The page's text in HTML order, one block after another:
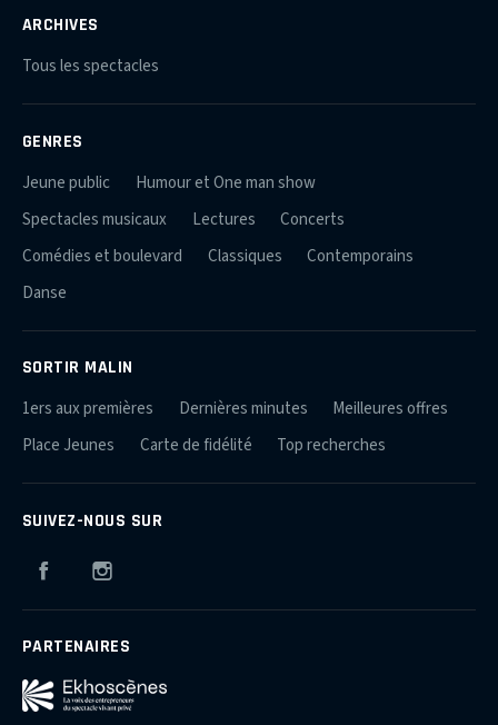
ARCHIVES
Tous les spectacles
GENRES
Jeune public
Humour et One man show
Spectacles musicaux
Lectures
Concerts
Comédies et boulevard
Classiques
Contemporains
Danse
SORTIR MALIN
1ers aux premières Dernières minutes
Meilleures offres
Place Jeunes
Carte de fidélité Top recherches
SUIVEZ-NOUS SUR
Facebook
PARTENAIRES